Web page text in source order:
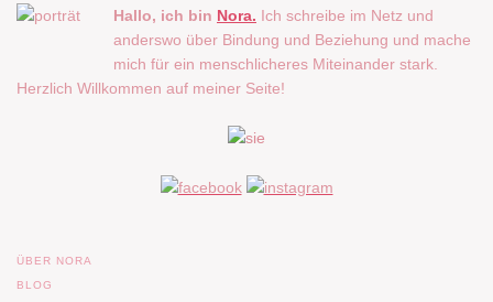
Hallo, ich bin Nora. Ich schreibe im Netz und
anderswo über Bindung und Beziehung und mache
mich für ein menschlicheres Miteinander stark.
Herzlich Willkommen auf meiner Seite!
ÜBER NORA
BLOG